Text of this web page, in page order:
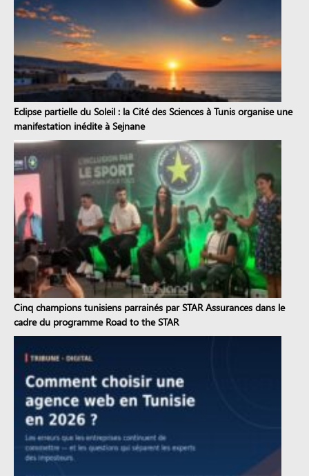
Eclipse partielle du Soleil : la Cité des Sciences à Tunis organise une
manifestation inédite à Sejnane
Cinq champions tunisiens parrainés par STAR Assurances dans le
cadre du programme Road to the STAR